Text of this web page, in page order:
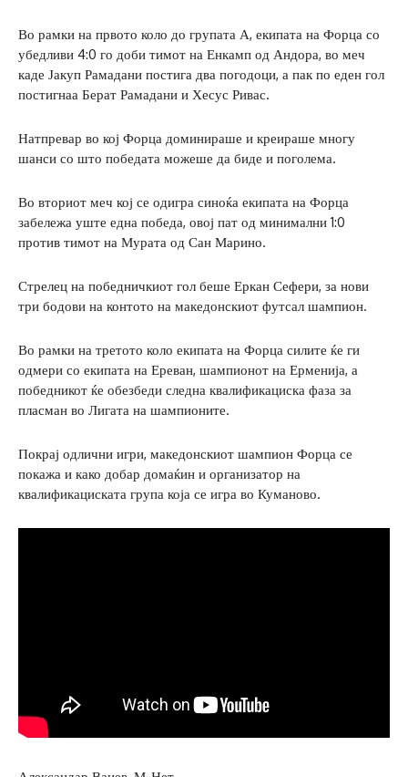
Во рамки на првото коло до групата А, екипата на Форца со
убедливи 4:0 го доби тимот на Енкамп од Андора, во меч
каде Јакуп Рамадани постига два погодоци, а пак по еден гол
постигнаа Берат Рамадани и Хесус Ривас.
Натпревар во кој Форца доминираше и креираше многу
шанси со што победата можеше да биде и поголема.
Во вториот меч кој се одигра синоќа екипата на Форца
забележа уште една победа, овој пат од минимални 1:0
против тимот на Мурата од Сан Марино.
Стрелец на победничкиот гол беше Еркан Сефери, за нови
три бодови на контото на македонскиот футсал шампион.
Во рамки на третото коло екипата на Форца силите ќе ги
одмери со екипата на Ереван, шампионот на Ерменија, а
победникот ќе обезбеди следна квалификациска фаза за
пласман во Лигата на шампионите.
Покрај одлични игри, македонскиот шампион Форца се
покажа и како добар домаќин и организатор на
квалификациската група која се игра во Куманово.